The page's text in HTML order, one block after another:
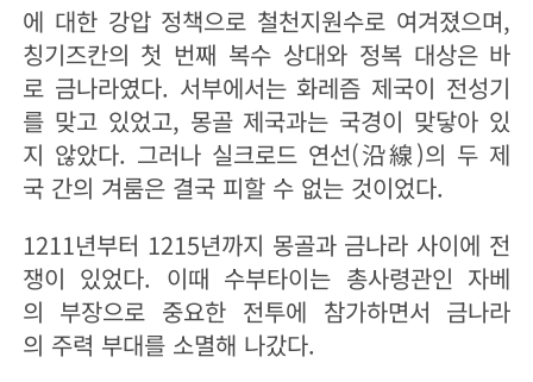
에 대한 강압 정책으로 철천지원수로 여겨졌으며,
칭기즈칸의 첫 번째 복수 상대와 정복 대상은 바
로 금나라였다. 서부에서는 화레즘 제국이 전성기
를 맞고 있었고, 몽골 제국과는 국경이 맞닿아 있
지 않았다. 그러나 실크로드 연선(沿線)의 두 제
국 간의 겨룸은 결국 피할 수 없는 것이었다.
1211년부터 1215년까지 몽골과 금나라 사이에 전
쟁이 있었다. 이때 수부타이는 총사령관인 자베
의 부장으로 중요한 전투에 참가하면서 금나라
의 주력 부대를 소멸해 나갔다.